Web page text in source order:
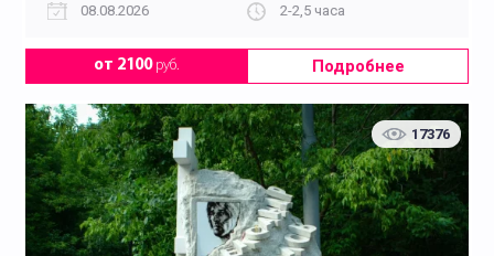
08.08.2026
2-2,5 часа
от 2100руб. Подробнее
17376